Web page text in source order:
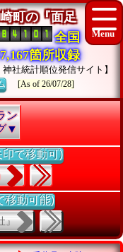
町の『面足
全国
箇所収録
社統計順位発信サイト】
[As of 26/07/28]
ン
▼
で移動可)
移動可能)
』